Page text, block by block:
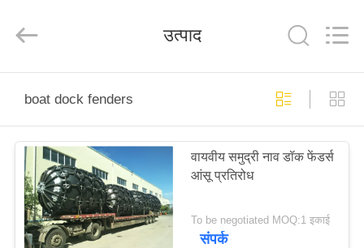
उत्पाद
हमारे
बारे
Fender
Rights
उत्पाद
boat dock fenders
वायवीय समुद्री नाव डॉक फेंडर्स
आंसू प्रतिरोध
To be negotiated MOQ:1 इकाई
संपर्क